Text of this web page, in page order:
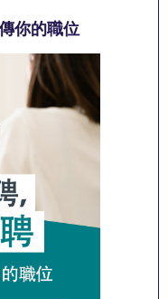
你的職位